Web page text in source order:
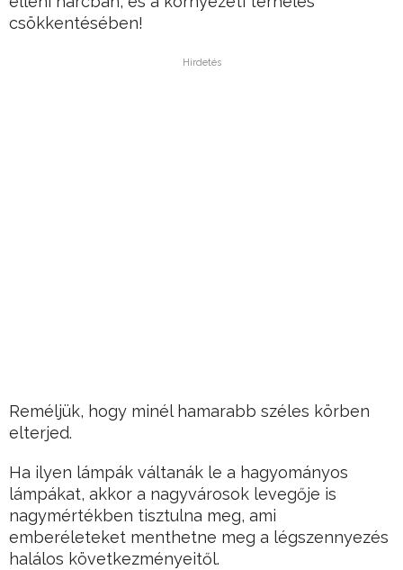
csökkentésében!
Hirdetés
Reméljük, hogy minél hamarabb széles körben
elterjed.
Ha ilyen lámpák váltanák le a hagyományos
lámpákat, akkor a nagyvárosok levegője is
nagymértékben tisztulna meg, ami
emberéleteket menthetne meg a légszennyezés
halálos következményeitől.